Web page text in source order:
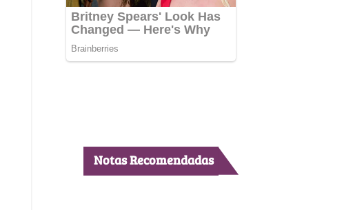
Notas Recomendadas